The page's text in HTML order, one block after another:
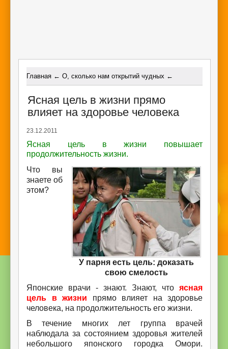
Главная ← О, сколько нам открытий чудных ←
Ясная цель в жизни прямо
влияет на здоровье человека
23.12.2011
Ясная цель в жизни повышает
продолжительность жизни.
У парня есть цель: доказать
свою смелость
Что вы
знаете об
этом?
Японские врачи - знают. Знают, что ясная
цель в жизни прямо влияет на здоровье
человека, на продолжительность его жизни.
В течение многих лет группа врачей
наблюдала за состоянием здоровья жителей
небольшого японского городка Омори.